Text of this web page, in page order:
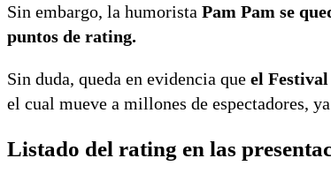
Sin embargo, la humorista Pam Pam se
puntos de rating.
Sin duda, queda en evidencia que el
el cual mueve a millones de espectadores,
Listado del rating en las